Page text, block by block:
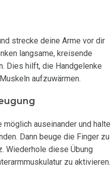
strecke deine Arme vor dir
langsame, kreisende
Dies hilft, die Handgelenke
aufzuwärmen.
auseinander und halte
Dann beuge die Finger zu
Wiederhole diese Übung
zu aktivieren.